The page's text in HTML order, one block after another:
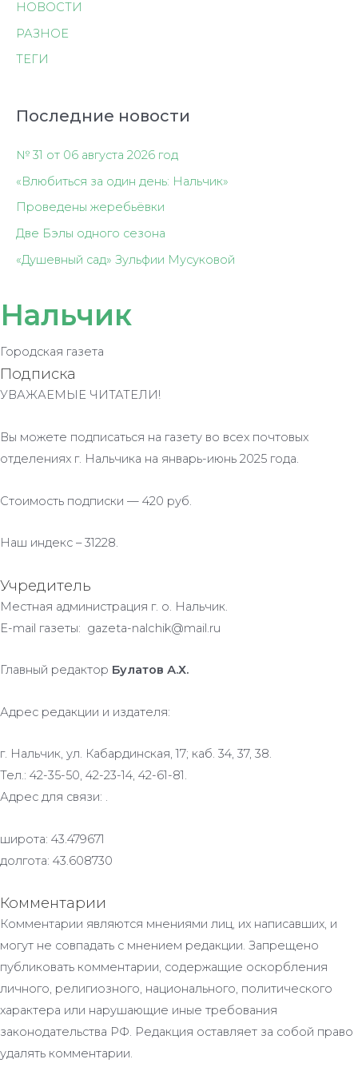
НОВОСТИ
РАЗНОЕ
ТЕГИ
Последние новости
№ 31 от 06 августа 2026 год
«Влюбиться за один день: Нальчик»
Проведены жеребьёвки
Две Бэлы одного сезона
«Душевный сад» Зульфии Мусуковой
Нальчик
Городская газета
Подписка
УВАЖАЕМЫЕ ЧИТАТЕЛИ!
Вы можете подписаться на газету во всех почтовых
отделениях г. Нальчика на январь-июнь 2025 года.
Стоимость подписки — 420 руб.
Наш индекс – 31228.
Учредитель
Местная администрация г. о. Нальчик.
E-mail газеты: gazeta-nalchik@mail.ru
Главный редактор Булатов А.Х.
Адрес редакции и издателя:
г. Нальчик, ул. Кабардинская, 17; каб. 34, 37, 38.
Тел.: 42-35-50, 42-23-14, 42-61-81.
Адрес для связи: .
широта: 43.479671
долгота: 43.608730
Комментарии
Комментарии являются мнениями лиц, их написавших, и
могут не совпадать с мнением редакции. Запрещено
публиковать комментарии, содержащие оскорбления
личного, религиозного, национального, политического
характера или нарушающие иные требования
законодательства РФ. Редакция оставляет за собой право
удалять комментарии.